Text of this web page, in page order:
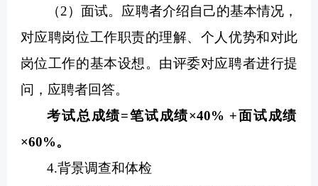
（2）面试。应聘者介绍自己的基本情况，
对应聘岗位工作职责的理解、个人优势和对此
岗位工作的基本设想。由评委对应聘者进行提
问，应聘者回答。
考试总成绩=笔试成绩×40% +面试成绩
×60%。
4.背景调查和体检